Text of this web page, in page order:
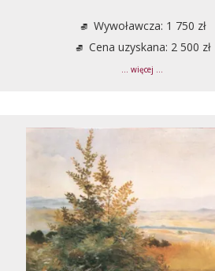
Wywoławcza: 1 750 zł
Cena uzyskana: 2 500 zł
... więcej ...